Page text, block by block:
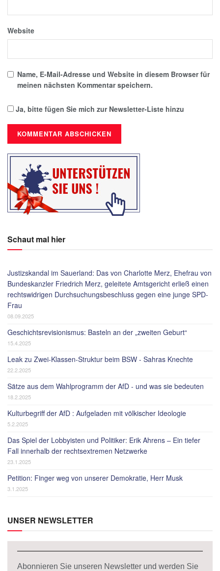
Website
Name, E-Mail-Adresse und Website in diesem Browser für
meinen nächsten Kommentar speichern.
Ja, bitte fügen Sie mich zur Newsletter-Liste hinzu
Schaut mal hier
Justizskandal im Sauerland: Das von Charlotte Merz, Ehefrau von
Bundeskanzler Friedrich Merz, geleitete Amtsgericht erließ einen
rechtswidrigen Durchsuchungsbeschluss gegen eine junge SPD-
Frau
08.09.2025
Geschichtsrevisionismus: Basteln an der „zweiten Geburt“
15.4.2025
Leak zu Zwei-Klassen-Struktur beim BSW - Sahras Knechte
22.2.2025
Sätze aus dem Wahlprogramm der AfD - und was sie bedeuten
18.2.2025
Kulturbegriff der AfD : Aufgeladen mit völkischer Ideologie
5.2.2025
Das Spiel der Lobbyisten und Politiker: Erik Ahrens – Ein tiefer
Fall innerhalb der rechtsextremen Netzwerke
23.1.2025
Petition: Finger weg von unserer Demokratie, Herr Musk
3.1.2025
UNSER NEWSLETTER
Abonnieren Sie unseren Newsletter und werden Sie